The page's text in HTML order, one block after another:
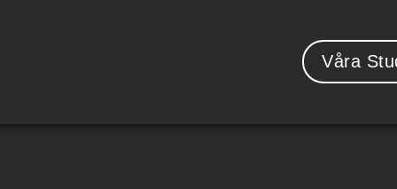
Våra